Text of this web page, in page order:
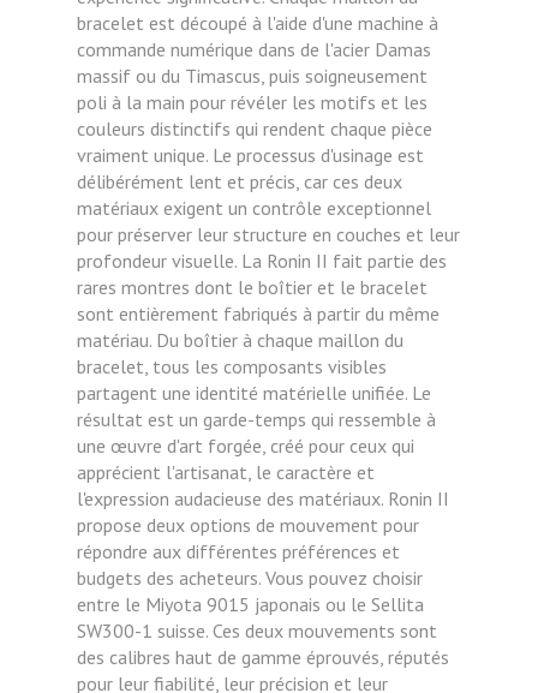
bracelet est découpé à l'aide d'une machine à
commande numérique dans de l'acier Damas
massif ou du Timascus, puis soigneusement
poli à la main pour révéler les motifs et les
couleurs distinctifs qui rendent chaque pièce
vraiment unique. Le processus d'usinage est
délibérément lent et précis, car ces deux
matériaux exigent un contrôle exceptionnel
pour préserver leur structure en couches et leur
profondeur visuelle. La Ronin II fait partie des
rares montres dont le boîtier et le bracelet
sont entièrement fabriqués à partir du même
matériau. Du boîtier à chaque maillon du
bracelet, tous les composants visibles
partagent une identité matérielle unifiée. Le
résultat est un garde-temps qui ressemble à
une œuvre d'art forgée, créé pour ceux qui
apprécient l'artisanat, le caractère et
l'expression audacieuse des matériaux. Ronin II
propose deux options de mouvement pour
répondre aux différentes préférences et
budgets des acheteurs. Vous pouvez choisir
entre le Miyota 9015 japonais ou le Sellita
SW300-1 suisse. Ces deux mouvements sont
des calibres haut de gamme éprouvés, réputés
pour leur fiabilité, leur précision et leur